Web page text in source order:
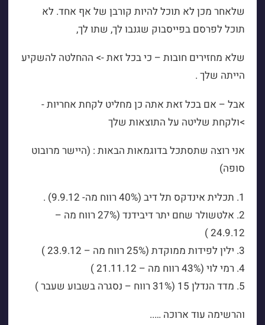
שלאחר מכן לא תוכל להיות קורבן של אף אחד. לא
תוכל לפרסם בפייסבוק שגנבו לך, שתו לך,
שלא מחזירים חובות – כי בכל זאת -> ההחלטה להשקיע
הייתה שלך .
אבל – אם בכל זאת אתה כן מחליט לקחת אחריות -
>ולקחת שליטה על התוצאות שלך
אני רוצה שתסתכל בדוגמאות הבאות : (היישר מרובוט
סופה)
1. תכלית אינדקס תל דיב (40% רווח מה- 9.9.12) .
2. אלטשולר שחם יתר דיבידנד (27% רווח מה –
24.9.12 )
3. ילין לפידות ממוקדת (25% רווח מה – 23.9.12 )
4. רמי לוי (43% רווח מה – 21.11.12 )
5. מדד הנדלן 15 (31% רווח – נסגרה בשבוע שעבר )
והרשימה עוד ארוכה …..